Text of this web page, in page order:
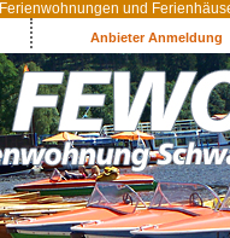
Ferienwohnungen und
Anbieter Anmeldung